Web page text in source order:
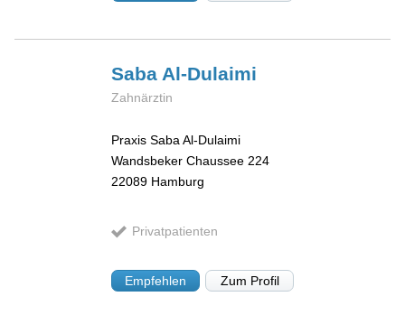
Saba Al-Dulaimi
Zahnärztin
Praxis Saba Al-Dulaimi
Wandsbeker Chaussee 224
22089 Hamburg
Privatpatienten
Empfehlen Zum Profil